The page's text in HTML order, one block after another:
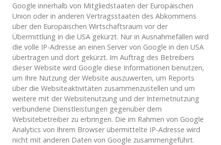
Google innerhalb von Mitgliedstaaten der Europäischen
Union oder in anderen Vertragsstaaten des Abkommens
über den Europäischen Wirtschaftsraum vor der
Übermittlung in die USA gekürzt. Nur in Ausnahmefällen wird
die volle IP-Adresse an einen Server von Google in den USA
übertragen und dort gekürzt. Im Auftrag des Betreibers
dieser Website wird Google diese Informationen benutzen,
um Ihre Nutzung der Website auszuwerten, um Reports
über die Websiteaktivitäten zusammenzustellen und um
weitere mit der Websitenutzung und der Internetnutzung
verbundene Dienstleistungen gegenüber dem
Websitebetreiber zu erbringen. Die im Rahmen von Google
Analytics von Ihrem Browser übermittelte IP-Adresse wird
nicht mit anderen Daten von Google zusammengeführt.